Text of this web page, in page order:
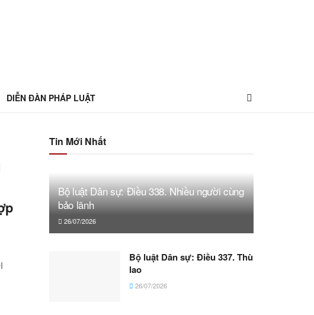
DIỄN ĐÀN PHÁP LUẬT
Tin Mới Nhất
Bộ luật Dân sự: Điều 338. Nhiều người cùng
bảo lãnh
26/07/2026
Bộ luật Dân sự: Điều 337. Thù
lao
26/07/2026